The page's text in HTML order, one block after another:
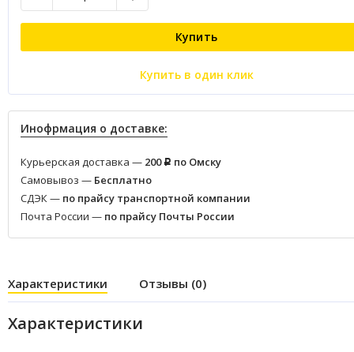
Купить
Купить в один клик
Инофрмация о доставке:
Курьерская доставка — 200 Р по Омску
Самовывоз — Бесплатно
СДЭК — по прайсу транспортной компании
Почта России — по прайсу Почты России
Характеристики Отзывы (0)
Характеристики